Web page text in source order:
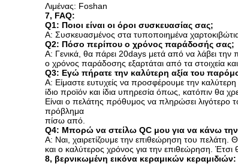
Λιμένας: Foshan
7, FAQ:
Q1: Ποιοι είναι οι όροι συσκευασίας σας;
Α: Συσκευασμένος στα τυποποιημένα
Q2: Πόσο περίπου ο χρόνος παράδοσής σας;
Α: Γενικά, θα πάρει 20days μετά από να λάβει
ο χρόνος παράδοσης εξαρτάται από τα στοιχεία
Q3: Εγώ πήρατε την καλύτερη αξία του
Α: Είμαστε ευτυχείς να προσφέρουμε την
ίδιο προϊόν και ίδια υπηρεσία όπως, κατόπιν θα
Είναι ο πελάτης πρόθυμος να πληρώσει λιγότερο
πρόβλημα
πίσω από.
Q4: Μπορώ να στείλω QC μου για να κάνω
Α: Ναι, χαιρετίζουμε την επιθεώρηση του
και ο καλύτερος χρόνος για την επιθεώρηση.
8, βερνικωμένη εικόνα κεραμικών κεραμιδιών: